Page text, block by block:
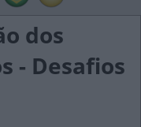
dos
- Desafios